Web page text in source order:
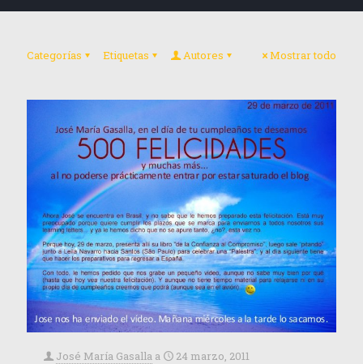
Categorías Etiquetas Autores Mostrar todo
José María Gasalla a
24 marzo, 2011